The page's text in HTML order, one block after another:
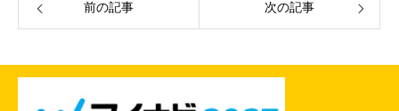
前の記事 次の記事